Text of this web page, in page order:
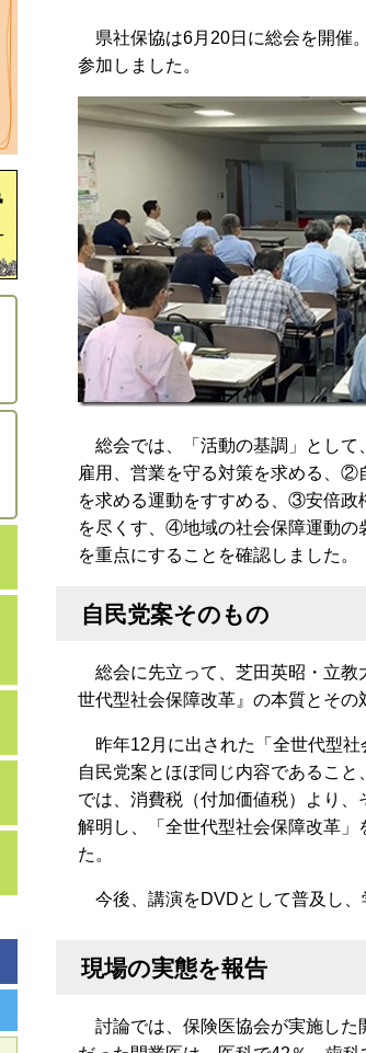
県社保協は6月20日に総会を開催
参加しました。
総会では、「活動の基調」として
雇用、営業を守る対策を求める、②
を求める運動をすすめる、③安倍政
を尽くす、④地域の社会保障運動の
を重点にすることを確認しました。
自民党案そのもの
総会に先立って、芝田英昭・立教
世代型社会保障改革』の本質とその
昨年12月に出された「全世代型社
自民党案とほぼ同じ内容であるこ
では、消費税（付加価値税）より
解明し、「全世代型社会保障改革
た。
今後、講演をDVDとして普及し、
現場の実態を報告
討論では、保険医協会が実施した